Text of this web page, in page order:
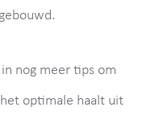
nog meer tips om
optimale haalt uit